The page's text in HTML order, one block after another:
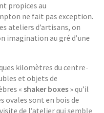
propices au
ne fait pas exception.
ateliers d’artisans, on
imagination au gré d’une
kilomètres du centre-
et objets de
«shaker boxes » qu’il
ovales sont en bois de
de l’atelier qui semble